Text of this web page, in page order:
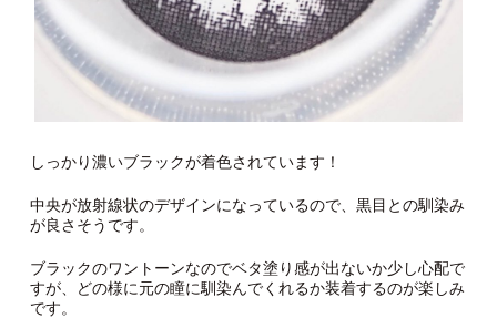
しっかり濃いブラックが着色されています！
中央が放射線状のデザインになっているので、黒目との馴染み
が良さそうです。
ブラックのワントーンなのでベタ塗り感が出ないか少し心配で
すが、どの様に元の瞳に馴染んでくれるか装着するのが楽しみ
です。